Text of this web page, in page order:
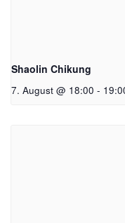
Shaolin Chikung
7. August @ 18:00 -